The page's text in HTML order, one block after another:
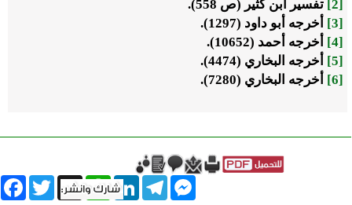
تفسير ابن كثير (ص 558).
[3]
أخرجه أبو داود (1297).
[4]
أخرجه أحمد (10652).
[5]
أخرجه البخاري (4474).
[6]
أخرجه البخاري (7280).
Twitter X
WhatsAppLinkedInTelegram
Messenger